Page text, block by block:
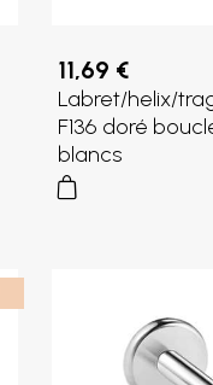
11,69 €
Labret/helix/
F136 doré
blancs